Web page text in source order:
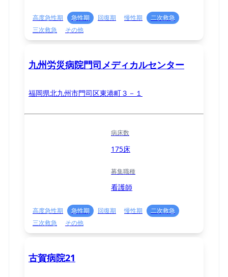
高度急性期 急性期 回復期 慢性期
二次救急
三次救急
その他
九州労災病院門司メディカルセンター
福岡県北九州市門司区東港町３－１
病床数
175床
募集職種
看護師
高度急性期 急性期 回復期 慢性期
二次救急
三次救急
その他
古賀病院21